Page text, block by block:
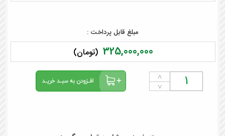
مبلغ قابل پرداخت :
325,000,000 (تومان)
˄
˅